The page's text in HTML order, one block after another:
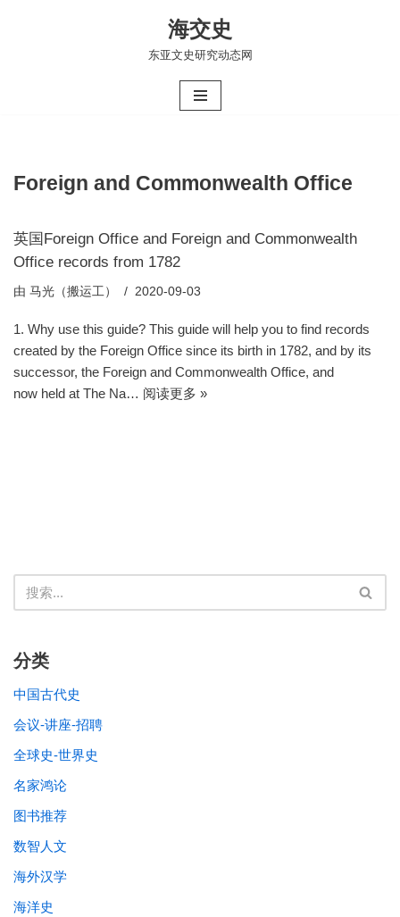
海交史
东亚文史研究动态网
Foreign and Commonwealth Office
英国Foreign Office and Foreign and Commonwealth
Office records from 1782
由 马光（搬运工） 2020-09-03
1. Why use this guide? This guide will help you to find records
created by the Foreign Office since its birth in 1782, and by its
successor, the Foreign and Commonwealth Office, and
now held at The Na… 阅读更多 »
分类
中国古代史
会议-讲座-招聘
全球史-世界史
名家鸿论
图书推荐
数智人文
海外汉学
海洋史